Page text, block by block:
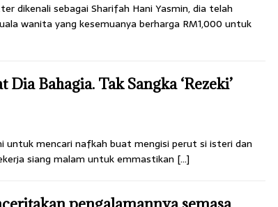
dikenali sebagai Sharifah Hani Yasmin, dia telah
wanita yang kesemuanya berharga RM1,000 untuk
Bahagia. Tak Sangka ‘Rezeki’
untuk mencari nafkah buat mengisi perut si isteri dan
siang malam untuk emmastikan […]